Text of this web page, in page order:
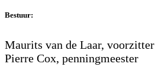
Bestuur:
Maurits van de Laar, voorzitter
Pierre Cox, penningmeester